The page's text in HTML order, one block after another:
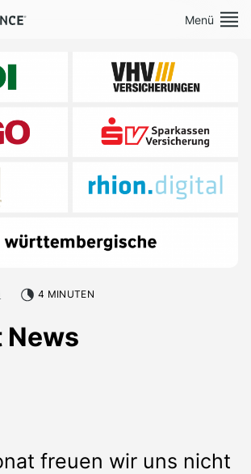
Menü
4 MINUTEN
News
freuen wir uns nicht